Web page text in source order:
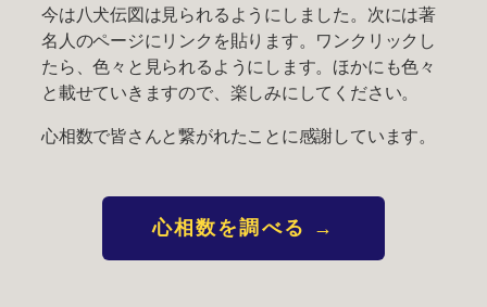
今は八犬伝図は見られるようにしました。次には著
名人のページにリンクを貼ります。ワンクリックし
たら、色々と見られるようにします。ほかにも色々
と載せていきますので、楽しみにしてください。
心相数で皆さんと繋がれたことに感謝しています。
心相数を調べる →